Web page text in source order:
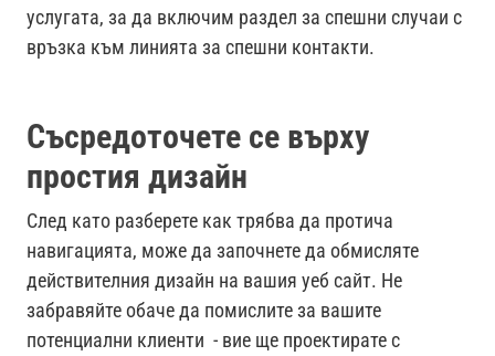
услугата, за да включим раздел за спешни случаи с
връзка към линията за спешни контакти.
Съсредоточете се върху
простия дизайн
След като разберете как трябва да протича
навигацията, може да започнете да обмисляте
действителния дизайн на вашия уеб сайт. Не
забравяйте обаче да помислите за вашите
потенциални клиенти - вие ще проектирате с